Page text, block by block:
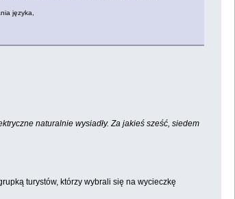
języka,
naturalnie wysiadły. Za jakieś sześć, siedem
turystów, którzy wybrali się na wycieczkę